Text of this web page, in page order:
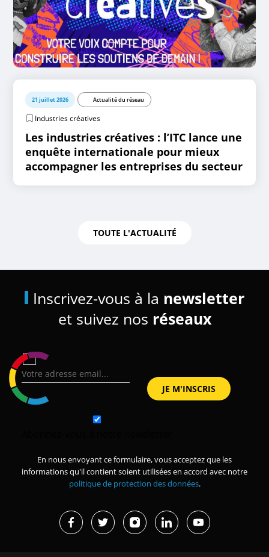
21 juillet 2026 Actualité du réseau
Industries créatives
Les industries créatives : l’ITC lance une
enquête internationale pour mieux
accompagner les entreprises du secteur
TOUTE L'ACTUALITÉ
Inscrivez-vous à la newsletter
et suivez nos réseaux
En nous envoyant ce formulaire, vous acceptez que les
informations qu'il contient soient utilisées en accord avec notre
politique de protection des données.